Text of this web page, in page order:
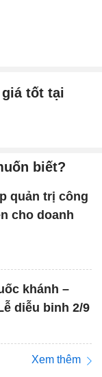
giá tốt tại
biết?
quản trị công
cho doanh
khánh –
diễu binh 2/9
Xem thêm